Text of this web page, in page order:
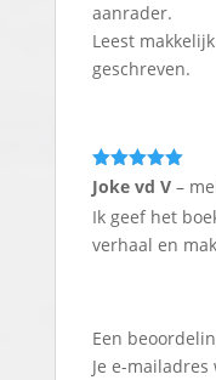
aanrader.
Leest
geschreven.
Gewaardeerd
5
Joke vd V –
Ik geef het
verhaal en
Een
Je e-